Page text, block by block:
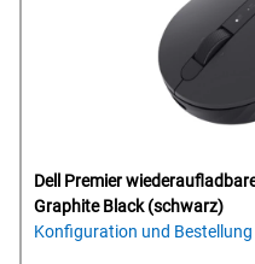
Dell Premier
Graphite Black (schwarz)
Konfiguration und Bestellung